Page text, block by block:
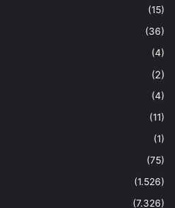
(15)
(36)
(4)
(2)
(4)
(11)
(1)
(75)
(1.526)
(7.326)